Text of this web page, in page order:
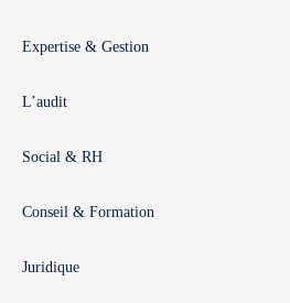
Expertise & Gestion
L’audit
Social & RH
Conseil & Formation
Juridique